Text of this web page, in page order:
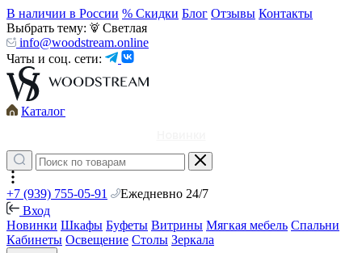
В наличии в России % Скидки Блог Отзывы Контакты
Выбрать тему:
Светлая
info@woodstream.online
Чаты и соц. сети:
Каталог
+7 (939) 755-05-91
Ежедневно 24/7
Вход
Новинки Шкафы Буфеты Витрины Мягкая мебель Спальни
Кабинеты Освещение Столы Зеркала